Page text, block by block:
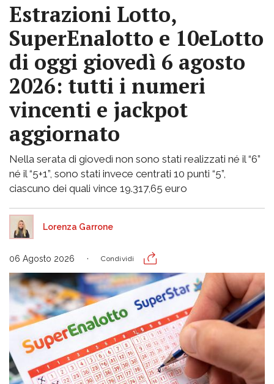
Estrazioni Lotto,
SuperEnalotto e 10eLotto
di oggi giovedì 6 agosto
2026: tutti i numeri
vincenti e jackpot
aggiornato
Nella serata di giovedì non sono stati realizzati né il “6”
né il “5+1”, sono stati invece centrati 10 punti “5”,
ciascuno dei quali vince 19.317,65 euro
Lorenza Garrone
06 Agosto 2026 Condividi